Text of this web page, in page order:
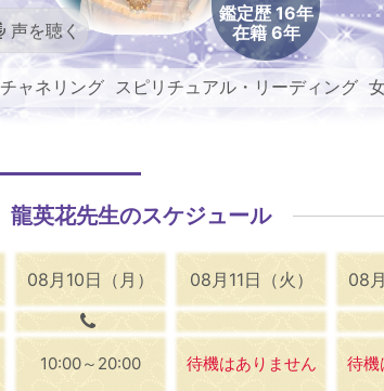
声を聴く
鑑定歴 16年
在籍 6年
チャネリング スピリチュアル・リーディング
龍英花先生のスケジュール
08月10日（月）
10:00～20:00
08月11日（火）
待機はありません
08
待機